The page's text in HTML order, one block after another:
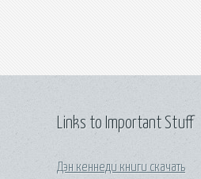
Links to Important Stuff
Дэн кеннеди книги скачать